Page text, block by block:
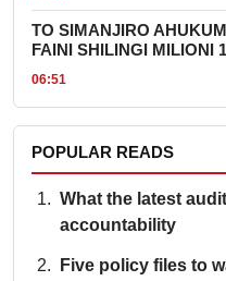
TO SIMANJIRO
FAINI SHILINGI MILIONI 1
06:51
POPULAR READS
What the latest
accountability
Five policy files to